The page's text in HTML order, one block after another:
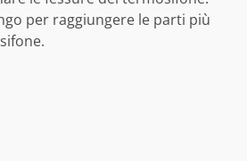
per raggiungere le parti più